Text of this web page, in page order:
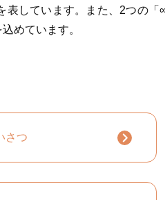
表しています。また、2つの
めています。
さつ